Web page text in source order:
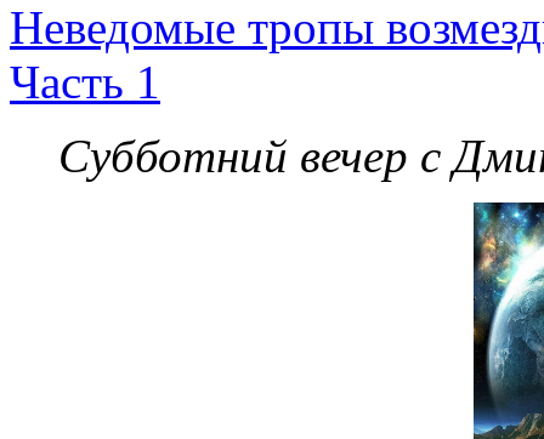
Неведомые тропы
Часть 1
Субботний вечер с